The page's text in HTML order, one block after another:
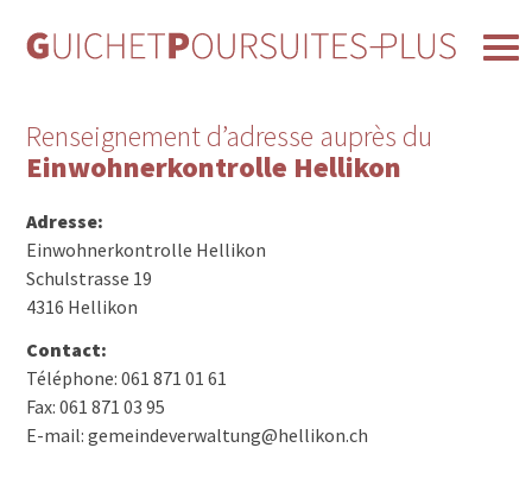
Renseignement d’adresse auprès du
Einwohnerkontrolle Hellikon
Adresse:
Einwohnerkontrolle Hellikon
Schulstrasse 19
4316 Hellikon
Contact:
Téléphone: 061 871 01 61
Fax: 061 871 03 95
E-mail: gemeindeverwaltung@hellikon.ch